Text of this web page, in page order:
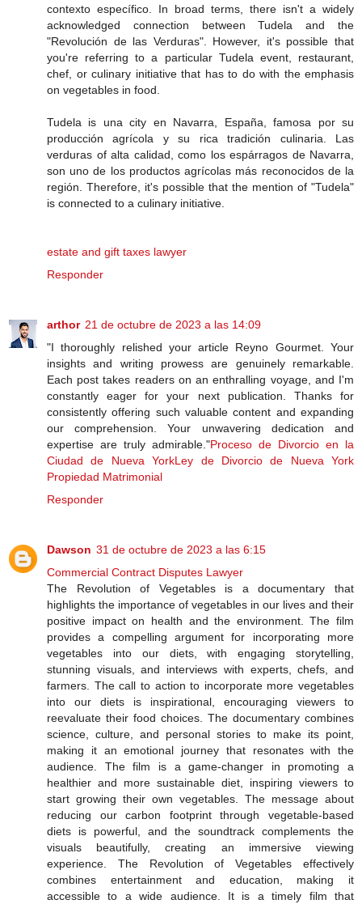
contexto específico. In broad terms, there isn't a widely
acknowledged connection between Tudela and the
"Revolución de las Verduras". However, it's possible that
you're referring to a particular Tudela event, restaurant,
chef, or culinary initiative that has to do with the emphasis
on vegetables in food.
Tudela is una city en Navarra, España, famosa por su
producción agrícola y su rica tradición culinaria. Las
verduras of alta calidad, como los espárragos de Navarra,
son uno de los productos agrícolas más reconocidos de la
región. Therefore, it's possible that the mention of "Tudela"
is connected to a culinary initiative.
estate and gift taxes lawyer
Responder
arthor 21 de octubre de 2023 a las 14:09
"I thoroughly relished your article Reyno Gourmet. Your
insights and writing prowess are genuinely remarkable.
Each post takes readers on an enthralling voyage, and I'm
constantly eager for your next publication. Thanks for
consistently offering such valuable content and expanding
our comprehension. Your unwavering dedication and
expertise are truly admirable."Proceso de Divorcio en la
Ciudad de Nueva YorkLey de Divorcio de Nueva York
Propiedad Matrimonial
Responder
Dawson 31 de octubre de 2023 a las 6:15
Commercial Contract Disputes Lawyer
The Revolution of Vegetables is a documentary that
highlights the importance of vegetables in our lives and their
positive impact on health and the environment. The film
provides a compelling argument for incorporating more
vegetables into our diets, with engaging storytelling,
stunning visuals, and interviews with experts, chefs, and
farmers. The call to action to incorporate more vegetables
into our diets is inspirational, encouraging viewers to
reevaluate their food choices. The documentary combines
science, culture, and personal stories to make its point,
making it an emotional journey that resonates with the
audience. The film is a game-changer in promoting a
healthier and more sustainable diet, inspiring viewers to
start growing their own vegetables. The message about
reducing our carbon footprint through vegetable-based
diets is powerful, and the soundtrack complements the
visuals beautifully, creating an immersive viewing
experience. The Revolution of Vegetables effectively
combines entertainment and education, making it
accessible to a wide audience. It is a timely film that